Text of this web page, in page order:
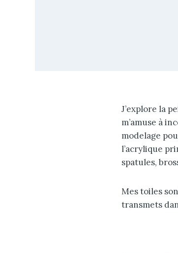
J’explore la
m’amuse à
modelage
l’acrylique
spatules,
Mes toiles
transmets